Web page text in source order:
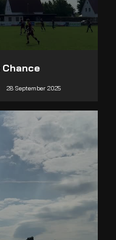
Chance
28 September 2025